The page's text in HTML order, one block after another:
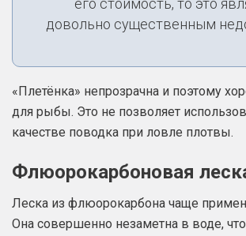
его стоимость, то это
довольно существенным
«Плетёнка» непрозрачна и поэтому
для рыбы. Это не позволяет
качестве поводка при ловле плотвы.
Флюорокарбоновая
Леска из флюорокарбона чаще
Она совершенно незаметна в воде,